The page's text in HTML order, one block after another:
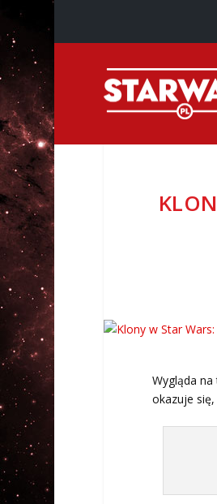
Wygląda
okazuje